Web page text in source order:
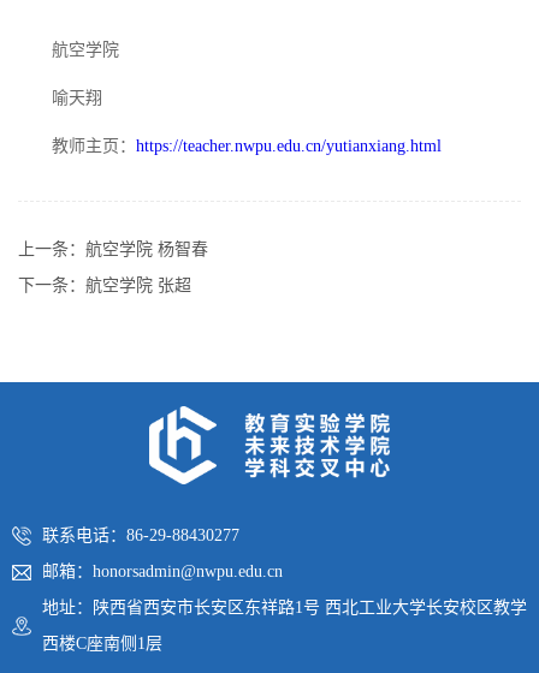
航空学院
喻天翔
教师主页： https://teacher.nwpu.edu.cn/yutianxiang.html
上一条： 航空学院 杨智春
下一条： 航空学院 张超
联系电话：86-29-88430277
邮箱：honorsadmin@nwpu.edu.cn
地址：陕西省西安市长安区东祥路1号 西北工业大学长安校区教学
西楼C座南侧1层